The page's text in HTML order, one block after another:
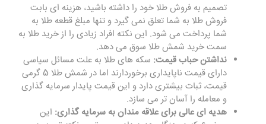
تصمیم به فروش طلا خود را داشته باشید، هزینه ‌ای بابت
فروش طلا به شما تعلق نمی‌ گیرد و تنها مبلغ قطعه طلا به
شما پرداخت می ‌شود. این نکته افراد زیادی را از خرید طلا به
سمت خرید شمش طلا سوق می ‌دهد.
نداشتن حباب قیمت: سکه ‌های طلا به علت مسائل سیاسی
دارای قیمت ناپایداری برخوردارند اما در شمش طلا 5 گرمی
قیمت، ثبات بیشتری دارد و این قیمت پایدار سرمایه ‌گذاری
و معامله را آسان‌ تر می‌ سازد.
هدیه‌ ای عالی برای علاقه‌ مندان به سرمایه‌ گذاری: این